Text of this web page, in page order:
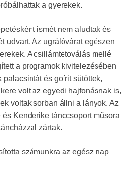
a gyerekek.
ismét nem aludtak és
udvart. Az ugrálóvárat egészen
A csillámtetoválás mellé
a programok kivitelezésében
palacsintát és gofrit sütöttek,
volt az egyedi hajfonásnak is,
voltak sorban állni a lányok. Az
Kenderike tánccsoport műsora
zártak.
számunkra az egész nap